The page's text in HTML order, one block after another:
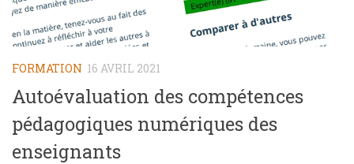
FORMATION 16 AVRIL 2021
Autoévaluation des compétences
pédagogiques numériques des
enseignants